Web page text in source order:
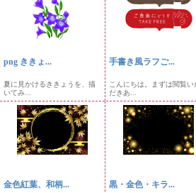
png ききょ...
夏に見かけるききょうを、描
いてみ...
手書き風ラフご...
こんにちは。まずは閲覧い
だきあ...
金色紅葉、和柄... 黒・金色・キラ...